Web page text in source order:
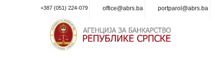
+387 (051) 224-079 office@abrs.ba portparol@abrs.ba